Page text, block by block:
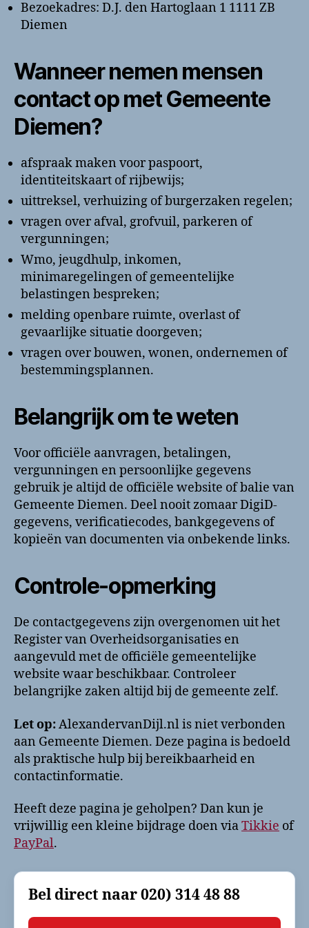
Bezoekadres: D.J. den Hartoglaan 1 1111 ZB
Diemen
Wanneer nemen mensen
contact op met Gemeente
Diemen?
afspraak maken voor paspoort,
identiteitskaart of rijbewijs;
uittreksel, verhuizing of burgerzaken regelen;
vragen over afval, grofvuil, parkeren of
vergunningen;
Wmo, jeugdhulp, inkomen,
minimaregelingen of gemeentelijke
belastingen bespreken;
melding openbare ruimte, overlast of
gevaarlijke situatie doorgeven;
vragen over bouwen, wonen, ondernemen of
bestemmingsplannen.
Belangrijk om te weten
Voor officiële aanvragen, betalingen,
vergunningen en persoonlijke gegevens
gebruik je altijd de officiële website of balie van
Gemeente Diemen. Deel nooit zomaar DigiD-
gegevens, verificatiecodes, bankgegevens of
kopieën van documenten via onbekende links.
Controle-opmerking
De contactgegevens zijn overgenomen uit het
Register van Overheidsorganisaties en
aangevuld met de officiële gemeentelijke
website waar beschikbaar. Controleer
belangrijke zaken altijd bij de gemeente zelf.
Let op:AlexandervanDijl.nl is niet verbonden
aan Gemeente Diemen. Deze pagina is bedoeld
als praktische hulp bij bereikbaarheid en
contactinformatie.
Heeft deze pagina je geholpen? Dan kun je
vrijwillig een kleine bijdrage doen viaTikkie of
PayPal.
Bel direct naar020) 314 48 88